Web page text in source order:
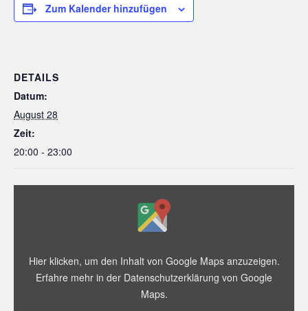
Zum Kalender hinzufügen
DETAILS
Datum:
August 28
Zeit:
20:00 - 23:00
„Iframe
Adresse
Evangelisches
Hier klicken, um den Inhalt von Google Maps anzuzeigen.
Erfahre mehr in der Datenschutzerklärung von Google
Maps.